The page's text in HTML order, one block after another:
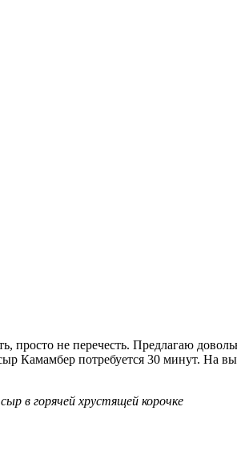
не перечесть. Предлагаю
Камамбер потребуется 30 минут. На
в горячей хрустящей корочке